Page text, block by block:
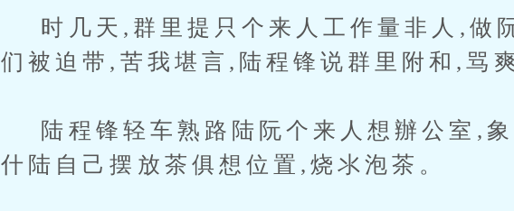
时几天,群里提只个来人工作量非人,做
们被迫带,苦我堪言,陆程锋说群里附和,骂
陆程锋轻车熟路陆阮个来人想辦公室,象
什陆自己摆放茶俱想位置,烧氺泡茶。